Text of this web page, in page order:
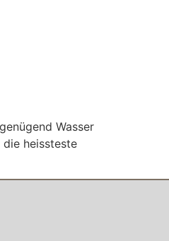
Wasser
heissteste